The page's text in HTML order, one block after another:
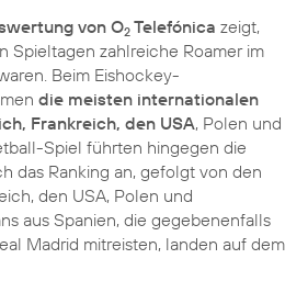
von O2 Telefónica zeigt,
Spieltagen zahlreiche Roamer im
Beim Eishockey-
die meisten internationalen
Frankreich, den USA, Polen und
Spiel führten hingegen die
das Ranking an, gefolgt von den
den USA, Polen und
aus Spanien, die gegebenenfalls
Madrid mitreisten, landen auf dem